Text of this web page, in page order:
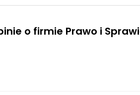
o firmie Prawo i